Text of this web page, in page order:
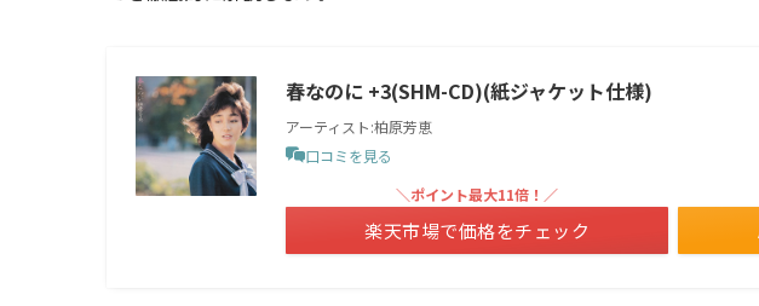
春なのに +3(SHM-CD)(紙ジャケット仕様)
アーティスト:柏原芳恵
口コミを見る
＼ポイント最大11倍！／
楽天市場で価格をチェック